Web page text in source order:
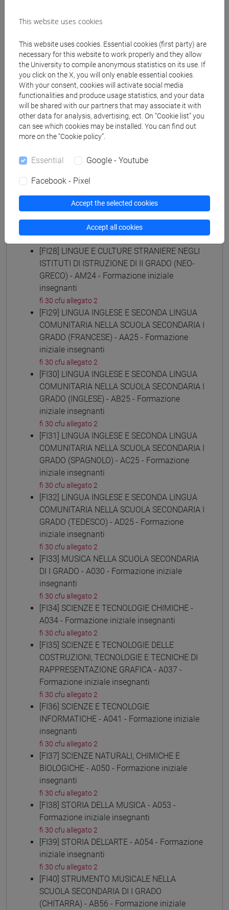
fi 30 cfu allegato 2
ISTITUTI DI ISTRUZIONE DI II GRADO
(GIAPPONESE) - AJ24 - Formazione iniziale
insegnanti
fi 30 cfu allegato 2
[FI25] LINGUE E CULTURE STRANIERE NEGLI
ISTITUTI DI ISTRUZIONE DI II GRADO
(PORTOGHESE) - AN24 - Formazione iniziale
insegnanti
fi 30 cfu allegato 2
(EBRAICO) - AK24 - Formazione iniziale
insegnanti
[FI27] LINGUA E CULTURA STRANIERA
(ARABO) - AL24 - Formazione iniziale
[FI28] LINGUE E CULTURE STRANIERE NEGLI
ISTITUTI DI ISTRUZIONE DI II GRADO (NEO-
GRECO) - AM24 - Formazione iniziale
insegnanti
fi 30 cfu allegato 2
[FI29] LINGUA INGLESE E SECONDA LINGUA
COMUNITARIA NELLA SCUOLA SECONDARIA I
GRADO (FRANCESE) - AA25 - Formazione
iniziale insegnanti
fi 30 cfu allegato 2
[FI30] LINGUA INGLESE E SECONDA LINGUA
COMUNITARIA NELLA SCUOLA SECONDARIA I
GRADO (INGLESE) - AB25 - Formazione
iniziale insegnanti
fi 30 cfu allegato 2
[FI31] LINGUA INGLESE E SECONDA LINGUA
COMUNITARIA NELLA SCUOLA SECONDARIA I
GRADO (SPAGNOLO) - AC25 - Formazione
iniziale insegnanti
fi 30 cfu allegato 2
[FI32] LINGUA INGLESE E SECONDA LINGUA
COMUNITARIA NELLA SCUOLA SECONDARIA I
GRADO (TEDESCO) - AD25 - Formazione
iniziale insegnanti
fi 30 cfu allegato 2
[FI33] MUSICA NELLA SCUOLA SECONDARIA
DI I GRADO - A030 - Formazione iniziale
insegnanti
fi 30 cfu allegato 2
[FI34] SCIENZE E TECNOLOGIE CHIMICHE -
A034 - Formazione iniziale insegnanti
fi 30 cfu allegato 2
[FI35] SCIENZE E TECNOLOGIE DELLE
COSTRUZIONI, TECNOLOGIE E TECNICHE DI
RAPPRESENTAZIONE GRAFICA - A037 -
Formazione iniziale insegnanti
fi 30 cfu allegato 2
[FI36] SCIENZE E TECNOLOGIE
INFORMATICHE - A041 - Formazione iniziale
insegnanti
fi 30 cfu allegato 2
[FI37] SCIENZE NATURALI, CHIMICHE E
BIOLOGICHE - A050 - Formazione iniziale
insegnanti
fi 30 cfu allegato 2
[FI38] STORIA DELLA MUSICA - A053 -
Formazione iniziale insegnanti
fi 30 cfu allegato 2
[FI39] STORIA DELL'ARTE - A054 - Formazione
iniziale insegnanti
fi 30 cfu allegato 2
[FI40] STRUMENTO MUSICALE NELLA
SCUOLA SECONDARIA DI I GRADO
(CHITARRA) - AB56 - Formazione iniziale
This website uses cookies
This website uses cookies. Essential cookies (first party) are
necessary for this website to work properly and they allow
the University to compile anonymous statistics on its use. If
you click on the X, you will only enable essential cookies.
With your consent, cookies will activate social media
functionalities and produce usage statistics, and your data
will be shared with our partners that may associate it with
other data for analysis, advertising, ect. On “Cookie list” you
can see which cookies may be installed. You can find out
more on the “Cookie policy”.
Essential Google - Youtube
Facebook - Pixel
Accept the selected cookies
Accept all cookies